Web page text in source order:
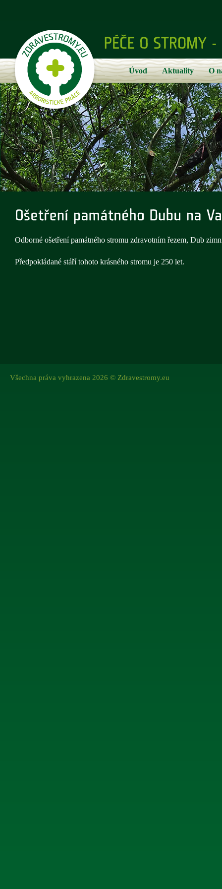
Odborné ošetření památného stromu zdravotním řezem, Dub
Předpokládané stáří tohoto krásného stromu je 250 let.
Úvod Aktuality O
Všechna práva vyhrazena 2026 © Zdravestromy.eu